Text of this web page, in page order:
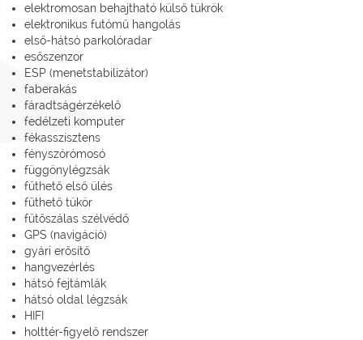
elektromosan behajtható külső tükrök
elektronikus futómű hangolás
első-hátsó parkolóradar
esőszenzor
ESP (menetstabilizátor)
faberakás
fáradtságérzékelő
fedélzeti komputer
fékasszisztens
fényszórómosó
függönylégzsák
fűthető első ülés
fűthető tükör
fűtőszálas szélvédő
GPS (navigáció)
gyári erősítő
hangvezérlés
hátsó fejtámlák
hátsó oldal légzsák
HIFI
holttér-figyelő rendszer